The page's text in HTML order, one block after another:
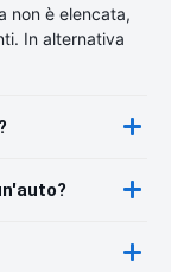
non è elencata,
In alternativa